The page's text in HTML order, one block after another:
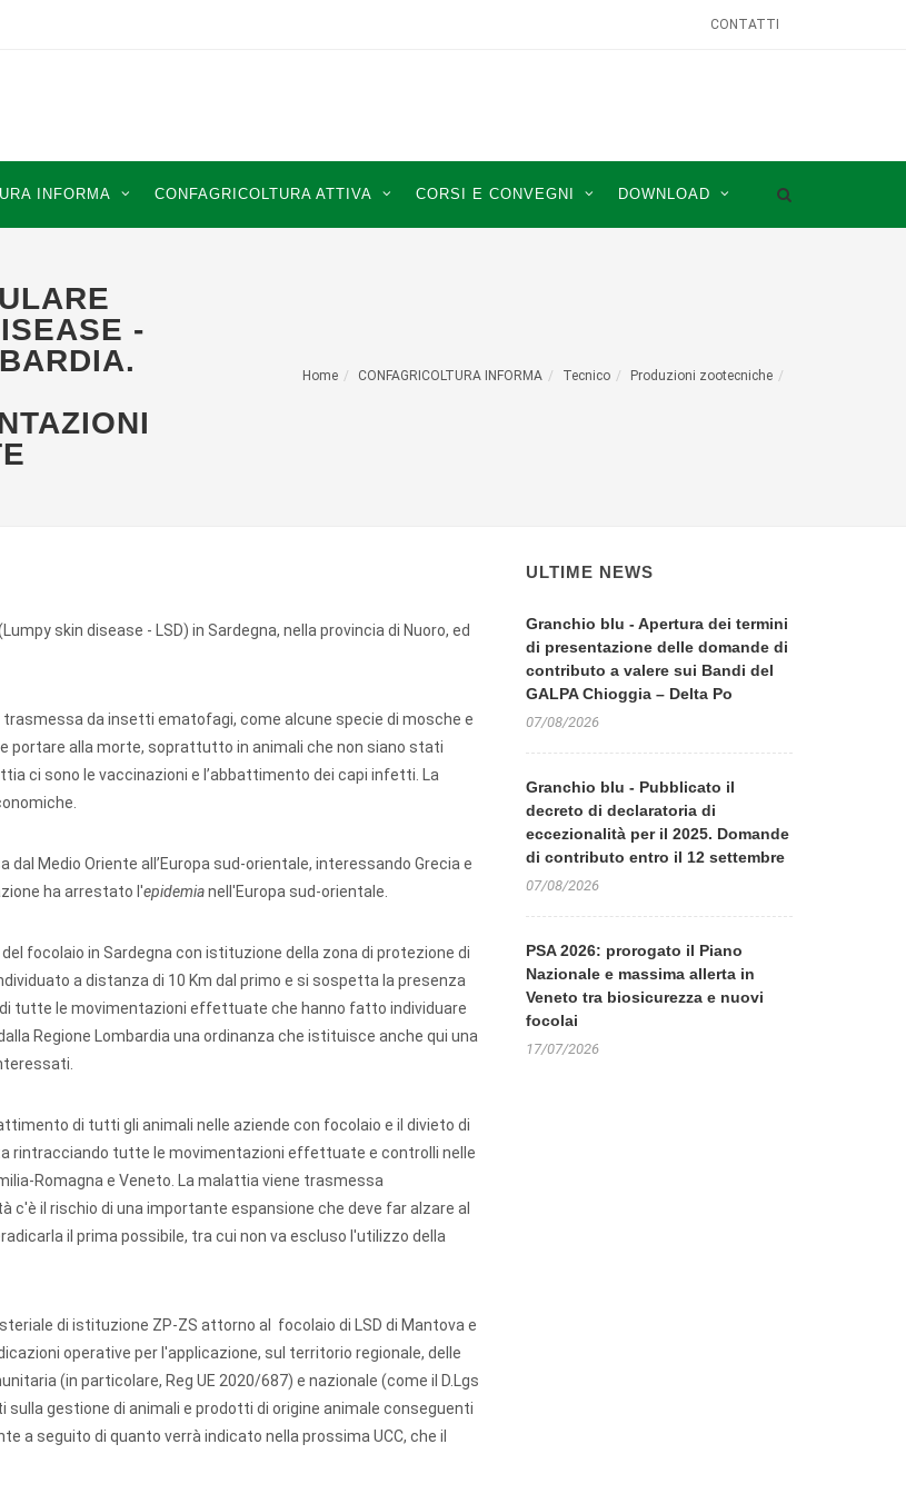
CONTATTI
INFORMA CONFAGRICOLTURA ATTIVA CORSI E CONVEGNI DOWNLOAD
-
Home CONFAGRICOLTURA INFORMA Tecnico Produzioni zootecniche
skin disease - LSD) in Sardegna, nella provincia di Nuoro, ed
da insetti ematofagi, come alcune specie di mosche e
portare alla morte, soprattutto in animali che non siano stati
ci sono le vaccinazioni e l’abbattimento dei capi infetti. La
Medio Oriente all’Europa sud-orientale, interessando Grecia e
ha arrestato l'epidemianell'Europa sud-orientale.
focolaio in Sardegna con istituzione della zona di protezione di
a distanza di 10 Km dal primo e si sospetta la presenza
tutte le movimentazioni effettuate che hanno fatto individuare
Regione Lombardia una ordinanza che istituisce anche qui una
di tutti gli animali nelle aziende con focolaio e il divieto di
rintracciando tutte le movimentazioni effettuate e controlli nelle
Romagna e Veneto. La malattia viene trasmessa
il rischio di una importante espansione che deve far alzare al
il prima possibile, tra cui non va escluso l'utilizzo della
di istituzione ZP-ZS attorno al focolaio di LSD di Mantova e
operative per l'applicazione, sul territorio regionale, delle
(in particolare, Reg UE 2020/687) e nazionale (come il D.Lgs
gestione di animali e prodotti di origine animale conseguenti
a seguito di quanto verrà indicato nella prossima UCC, che il
ULTIME NEWS
Granchio blu - Apertura dei termini
di presentazione delle domande di
contributo a valere sui Bandi del
GALPA Chioggia – Delta Po
07/08/2026
Granchio blu - Pubblicato il
decreto di declaratoria di
eccezionalità per il 2025. Domande
di contributo entro il 12 settembre
07/08/2026
PSA 2026: prorogato il Piano
Nazionale e massima allerta in
Veneto tra biosicurezza e nuovi
focolai
17/07/2026